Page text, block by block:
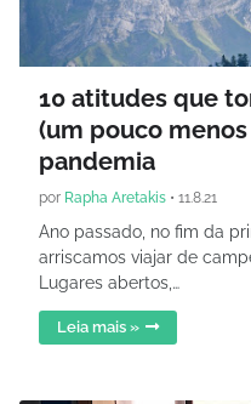
10 atitudes que
(um pouco
pandemia
por Rapha Aretakis • 11.8.21
Ano passado, no fim da
arriscamos viajar de
Lugares abertos,…
Leia mais »